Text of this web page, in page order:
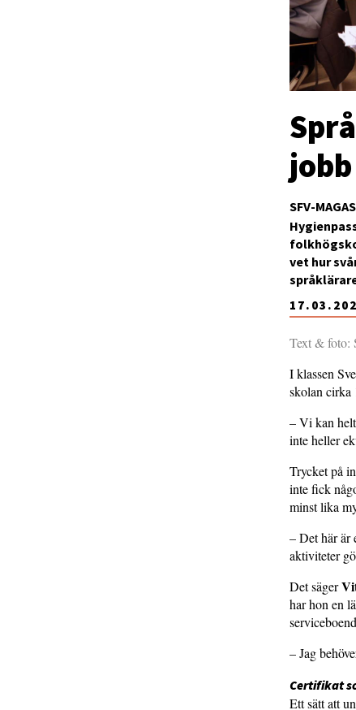
SFV-
vet hur
Text & foto:
I klassen
skolan cirka
– Vi kan
inte heller
Trycket på
inte fick
minst lika
– Det här är
aktiviteter
Det säger
har hon en
– Jag
Certifikat
Ett sätt att